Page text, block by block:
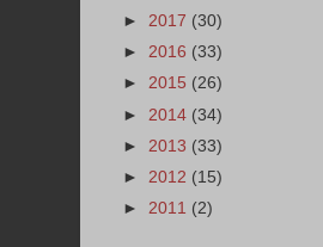
► 2017 (30)
► 2016 (33)
► 2015 (26)
► 2014 (34)
► 2013 (33)
► 2012 (15)
► 2011 (2)